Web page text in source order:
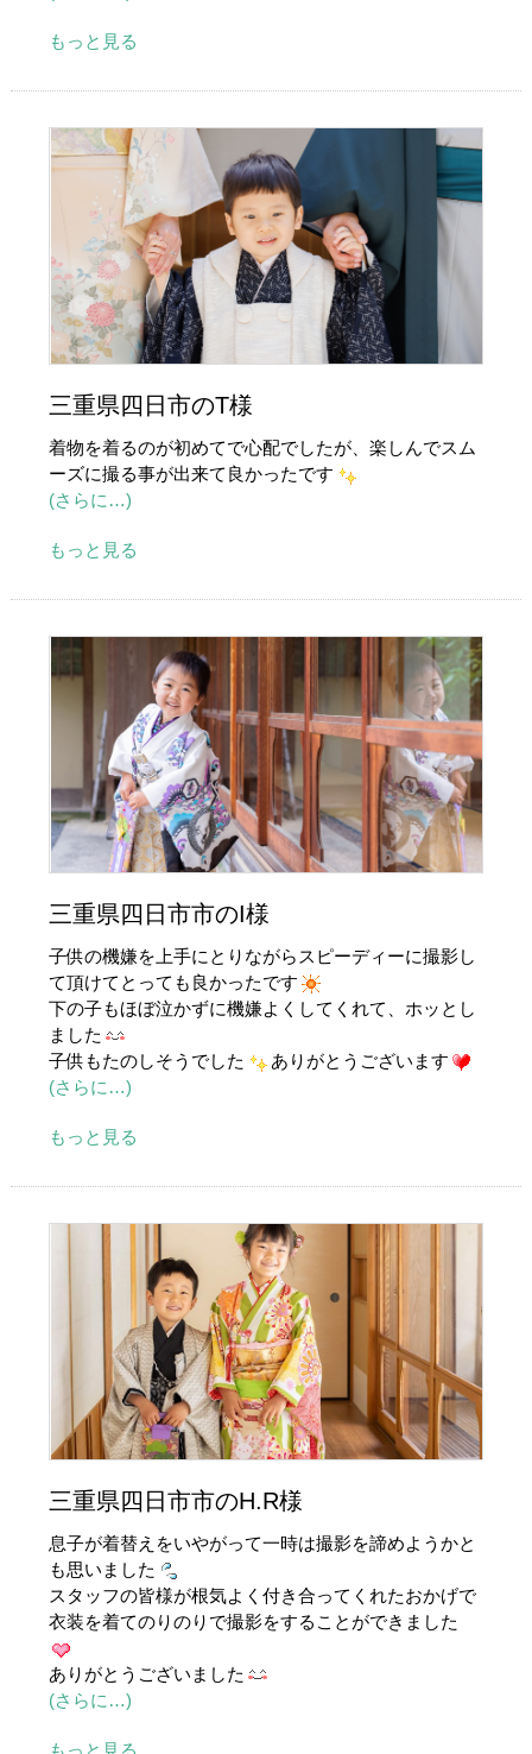
もっと見る
三重県四日市のT様
着物を着るのが初めてで心配でしたが、楽しんでスム
ーズに撮る事が出来て良かったです
(さらに…)
もっと見る
三重県四日市市のI様
子供の機嫌を上手にとりながらスピーディーに撮影し
て頂けてとっても良かったです
下の子もほぼ泣かずに機嫌よくしてくれて、ホッとし
ました
子供もたのしそうでした
ありがとうございます
(さらに…)
もっと見る
三重県四日市市のH.R様
息子が着替えをいやがって一時は撮影を諦めようかと
も思いました
スタッフの皆様が根気よく付き合ってくれたおかげで
衣装を着てのりのりで撮影をすることができました
ありがとうございました
(さらに…)
もっと見る